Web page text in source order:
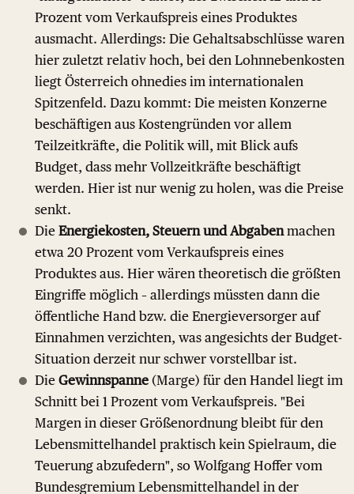
Prozent vom Verkaufspreis eines Produktes
ausmacht. Allerdings: Die Gehaltsabschlüsse waren
hier zuletzt relativ hoch, bei den Lohnnebenkosten
liegt Österreich ohnedies im internationalen
Spitzenfeld. Dazu kommt: Die meisten Konzerne
beschäftigen aus Kostengründen vor allem
Teilzeitkräfte, die Politik will, mit Blick aufs
Budget, dass mehr Vollzeitkräfte beschäftigt
werden. Hier ist nur wenig zu holen, was die Preise
senkt.
Die Energiekosten, Steuern und Abgabenmachen
etwa 20 Prozent vom Verkaufspreis eines
Produktes aus. Hier wären theoretisch die größten
Eingriffe möglich – allerdings müssten dann die
öffentliche Hand bzw. die Energieversorger auf
Einnahmen verzichten, was angesichts der Budget-
Situation derzeit nur schwer vorstellbar ist.
Die Gewinnspanne (Marge) für den Handel liegt im
Schnitt bei 1 Prozent vom Verkaufspreis. "Bei
Margen in dieser Größenordnung bleibt für den
Lebensmittelhandel praktisch kein Spielraum, die
Teuerung abzufedern", so Wolfgang Hoffer vom
Bundesgremium Lebensmittelhandel in der